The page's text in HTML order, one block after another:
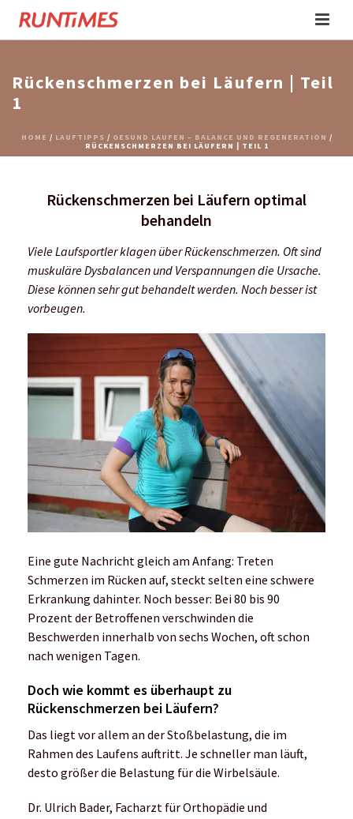
Rückenschmerzen bei Läufern | Teil
1
HOME / LAUFTIPPS / GESUND LAUFEN – BALANCE UND REGENERATION /
RÜCKENSCHMERZEN BEI LÄUFERN | TEIL 1
Rückenschmerzen bei Läufern optimal
behandeln
Viele Laufsportler klagen über Rückenschmerzen. Oft sind
muskuläre Dysbalancen und Verspannungen die Ursache.
Diese können sehr gut behandelt werden. Noch besser ist
vorbeugen.
Eine gute Nachricht gleich am Anfang: Treten
Schmerzen im Rücken auf, steckt selten eine schwere
Erkrankung dahinter. Noch besser: Bei 80 bis 90
Prozent der Betroffenen verschwinden die
Beschwerden innerhalb von sechs Wochen, oft schon
nach wenigen Tagen.
Doch wie kommt es überhaupt zu
Rückenschmerzen bei Läufern?
Das liegt vor allem an der Stoßbelastung, die im
Rahmen des Laufens auftritt. Je schneller man läuft,
desto größer die Belastung für die Wirbelsäule.
Dr. Ulrich Bader, Facharzt für Orthopädie und